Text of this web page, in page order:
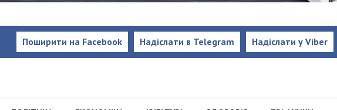
Надіслати у Viber
Надіслати в Telegram
Поширити на Facebook